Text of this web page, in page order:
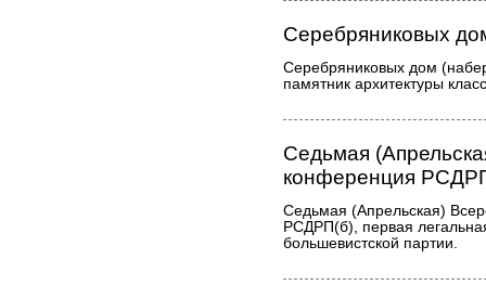
Серебряниковых
Серебряниковых дом
памятник архитектуры
Седьмая
конференция
Седьмая (Апрельская)
РСДРП(б), первая
большевистской партии.